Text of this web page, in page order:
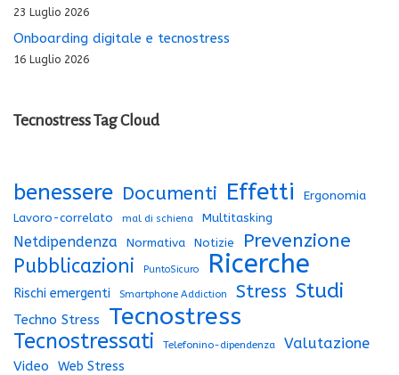
23 Luglio 2026
Onboarding digitale e tecnostress
16 Luglio 2026
Tecnostress Tag Cloud
benessere Documenti Effetti Ergonomia
Lavoro-correlato mal di schiena Multitasking
Netdipendenza Normativa Notizie Prevenzione
Pubblicazioni PuntoSicuro Ricerche
Rischi emergenti Smartphone Addiction Stress Studi
Techno Stress Tecnostress
Tecnostressati Telefonino-dipendenza Valutazione
Video Web Stress